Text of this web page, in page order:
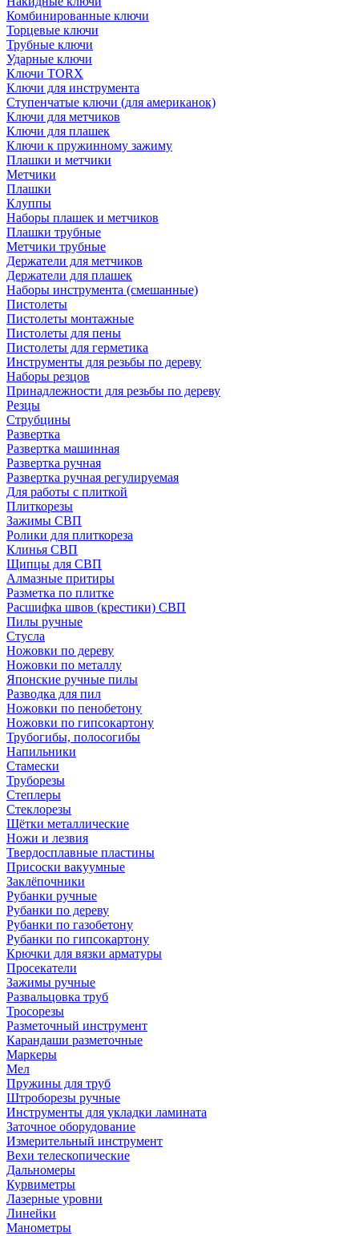
Комбинированные ключи
Торцевые ключи
Трубные ключи
Ударные ключи
Ключи TORX
Ключи для инструмента
Ступенчатые ключи (для американок)
Ключи для метчиков
Ключи для плашек
Ключи к пружинному зажиму
Плашки и метчики
Метчики
Плашки
Клуппы
Наборы плашек и метчиков
Плашки трубные
Метчики трубные
Держатели для метчиков
Держатели для плашек
Наборы инструмента (смешанные)
Пистолеты
Пистолеты монтажные
Пистолеты для пены
Пистолеты для герметика
Инструменты для резьбы по дереву
Наборы резцов
Принадлежности для резьбы по дереву
Резцы
Струбцины
Развертка
Развертка машинная
Развертка ручная
Развертка ручная регулируемая
Для работы с плиткой
Плиткорезы
Зажимы СВП
Ролики для плиткореза
Клинья СВП
Щипцы для СВП
Алмазные притиры
Разметка по плитке
Расшифка швов (крестики) СВП
Пилы ручные
Стусла
Ножовки по дереву
Ножовки по металлу
Японские ручные пилы
Разводка для пил
Ножовки по пенобетону
Ножовки по гипсокартону
Трубогибы, полосогибы
Напильники
Стамески
Труборезы
Степлеры
Стеклорезы
Щётки металлические
Ножи и лезвия
Твердосплавные пластины
Присоски вакуумные
Заклёпочники
Рубанки ручные
Рубанки по дереву
Рубанки по газобетону
Рубанки по гипсокартону
Крючки для вязки арматуры
Просекатели
Зажимы ручные
Развальцовка труб
Тросорезы
Разметочный инструмент
Карандаши разметочные
Маркеры
Мел
Пружины для труб
Штроборезы ручные
Инструменты для укладки ламината
Заточное оборудование
Измерительный инструмент
Вехи телескопические
Дальномеры
Курвиметры
Лазерные уровни
Линейки
Манометры